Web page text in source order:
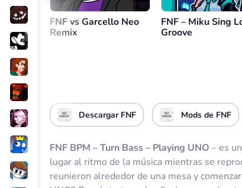
FNF vs Garcello Neo
Remix
FNF – Miku Sing
Groove
Descargar FNF Mods de FNF
FNF BPM – Turn Bass – Playing UNO – es
lugar al ritmo de la música mientras se
reunieron alrededor de una mesa y